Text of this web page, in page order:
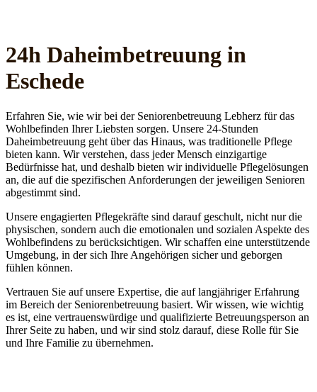
24h Daheim­betreuung in
Eschede
Erfahren Sie, wie wir bei der Seniorenbetreuung Lebherz für das
Wohlbefinden Ihrer Liebsten sorgen. Unsere 24-Stunden
Daheimbetreuung geht über das Hinaus, was traditionelle Pflege
bieten kann. Wir verstehen, dass jeder Mensch einzigartige
Bedürfnisse hat, und deshalb bieten wir individuelle Pflegelösungen
an, die auf die spezifischen Anforderungen der jeweiligen Senioren
abgestimmt sind.
Unsere engagierten Pflegekräfte sind darauf geschult, nicht nur die
physischen, sondern auch die emotionalen und sozialen Aspekte des
Wohlbefindens zu berücksichtigen. Wir schaffen eine unterstützende
Umgebung, in der sich Ihre Angehörigen sicher und geborgen
fühlen können.
Vertrauen Sie auf unsere Expertise, die auf langjähriger Erfahrung
im Bereich der Seniorenbetreuung basiert. Wir wissen, wie wichtig
es ist, eine vertrauenswürdige und qualifizierte Betreuungsperson an
Ihrer Seite zu haben, und wir sind stolz darauf, diese Rolle für Sie
und Ihre Familie zu übernehmen.